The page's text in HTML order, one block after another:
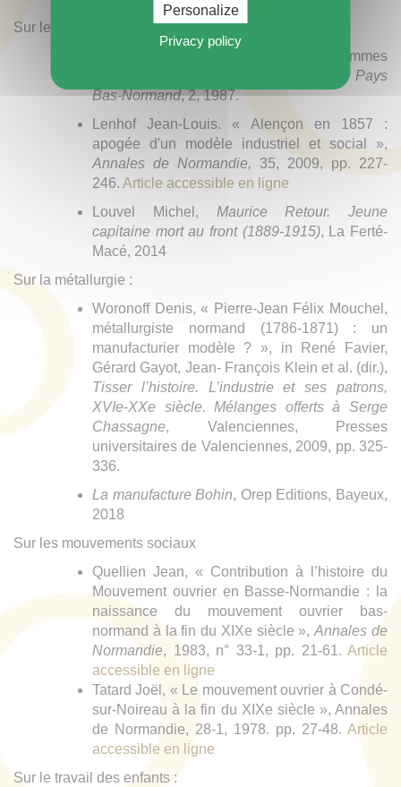
Sur le secteur textile :
Bourdin Gérard, « L’usine et ses hommes
Le Pays
Bas-Normand, 2, 1987.
Lenhof Jean-Louis. « Alençon en 1857 :
apogée d'un modèle industriel et social »,
Annales de Normandie, 35, 2009, pp. 227-
246. Article accessible en ligne
Louvel Michel, Maurice Retour. Jeune
capitaine mort au front (1889-1915), La Ferté-
Macé, 2014
Sur la métallurgie :
Woronoff Denis, « Pierre-Jean Félix Mouchel,
métallurgiste normand (1786-1871) : un
manufacturier modèle ? », in René Favier,
Gérard Gayot, Jean- François Klein et al. (dir.),
Tisser l’histoire. L’industrie et ses patrons,
XVIe-XXe siècle. Mélanges offerts à Serge
Chassagne, Valenciennes, Presses
universitaires de Valenciennes, 2009, pp. 325-
336.
La manufacture Bohin, Orep Editions, Bayeux,
2018
Sur les mouvements sociaux
Quellien Jean, « Contribution à l’histoire du
Mouvement ouvrier en Basse-Normandie : la
naissance du mouvement ouvrier bas-
normand à la fin du XIXe siècle »,Annales de
Normandie, 1983, n° 33-1, pp. 21-61. Article
accessible en ligne
Tatard Joël, « Le mouvement ouvrier à Condé-
sur-Noireau à la fin du XIXe siècle », Annales
de Normandie, 28-1, 1978. pp. 27-48. Article
accessible en ligne
Sur le travail des enfants :
Personalize
Privacy policy